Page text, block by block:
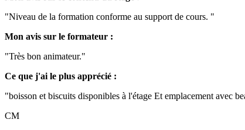
"Niveau de la formation conforme au support de cours. "
Mon avis sur le formateur :
"Très bon animateur."
Ce que j'ai le plus apprécié :
"boisson et biscuits disponibles à l'étage Et emplacement avec
CM